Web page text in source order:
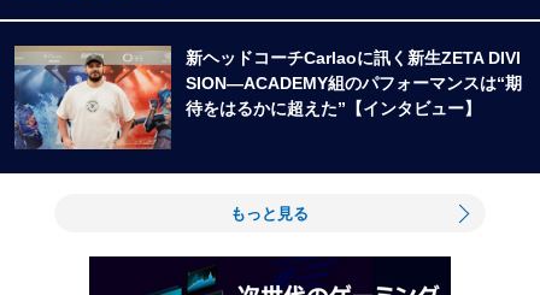
新ヘッドコーチCarlaoに訊く新生ZETA DIVI
SION―ACADEMY組のパフォーマンスは“期
待をはるかに超えた”【インタビュー】
もっと見る